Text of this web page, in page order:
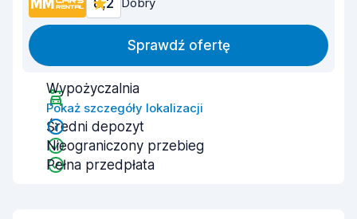
8,2
Sprawdź ofertę
Wypożyczalnia
Pokaż szczegóły lokalizacji
Średni depozyt
Nieograniczony przebieg
Pełna przedpłata